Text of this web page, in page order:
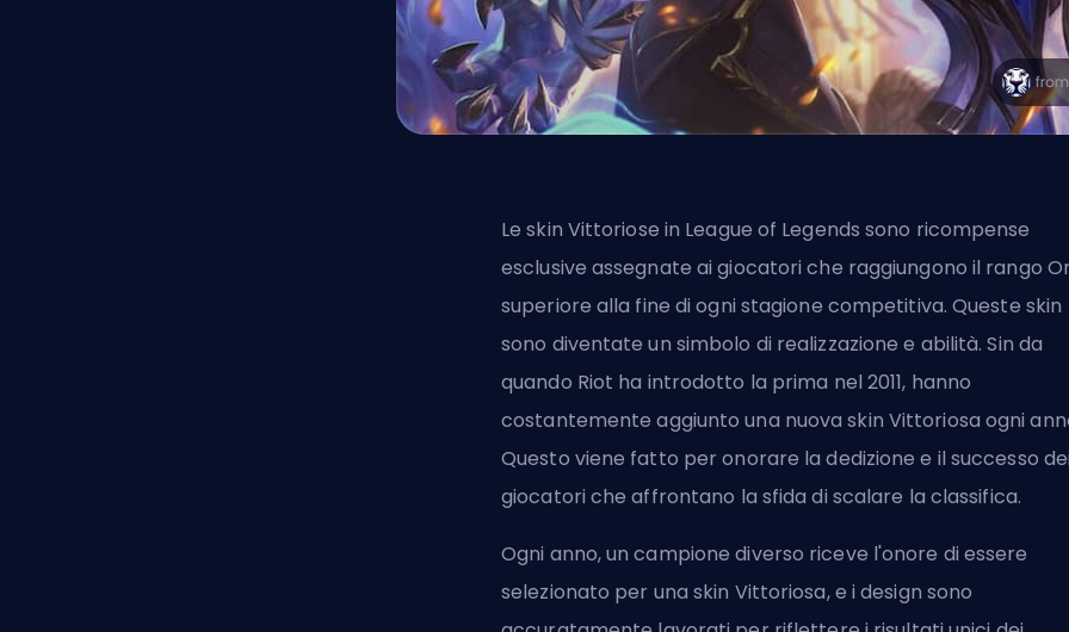
Le skin Vittoriose in League of Legends sono ricompense
esclusive assegnate ai giocatori che raggiungono il rango
superiore alla fine di ogni stagione competitiva.Queste skin
sono diventate un simbolo di realizzazione e abilità. Sin da
quando Riot ha introdotto la prima nel 2011, hanno
costantemente aggiunto una nuova skin Vittoriosa ogni
Questo viene fatto per onorare la dedizione e il successo
giocatori che affrontano la sfida di scalare la classifica.
Ogni anno, un campione diverso riceve l'onore di essere
selezionato per una skin Vittoriosa, e i design sono